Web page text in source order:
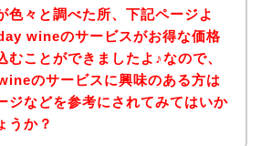
色々と調べた所、下記ページよ
wineのサービスがお得な価格
むことができましたよ♪なので、
のサービスに興味のある方は
ジなどを参考にされてみてはいか
うか？